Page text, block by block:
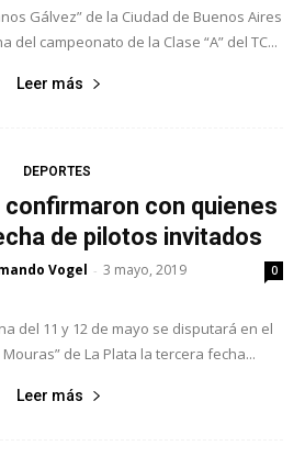
Gálvez” de la Ciudad de Buenos Aires
del campeonato de la Clase “A” del TC...
Leer más
DEPORTES
con quienes
de pilotos invitados
Vogel - 3 mayo, 2019 0
del 11 y 12 de mayo se disputará en el
de La Plata la tercera fecha...
Leer más